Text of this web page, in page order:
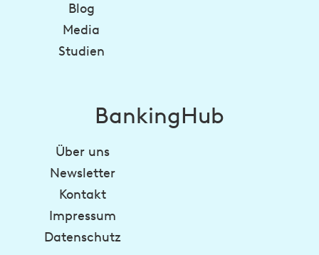
Blog
Media
Studien
BankingHub
Über uns
Newsletter
Kontakt
Impressum
Datenschutz